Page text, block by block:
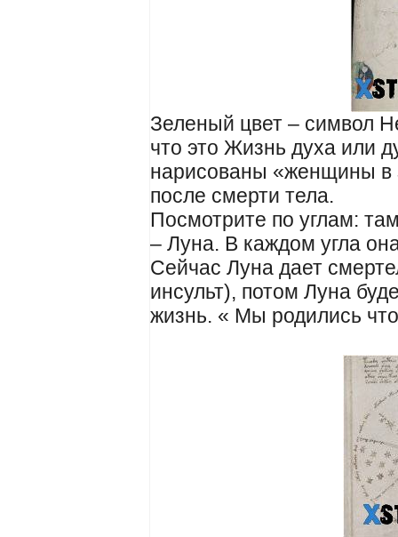
Зеленый цвет – символ
что это Жизнь духа или
нарисованы «женщины
после смерти тела.
Посмотрите по углам:
– Луна. В каждом угла
Сейчас Луна дает
инсульт), потом Луна
жизнь. « Мы родились